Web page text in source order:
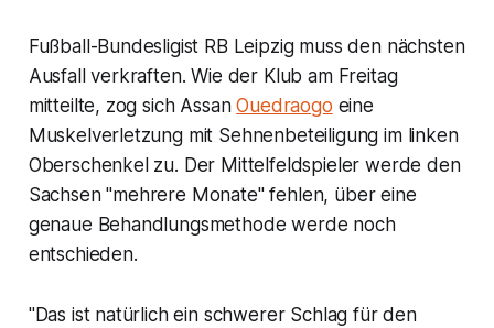
Fußball-Bundesligist RB Leipzig muss den nächsten
Ausfall verkraften. Wie der Klub am Freitag
mitteilte, zog sich AssanOuedraogo eine
Muskelverletzung mit Sehnenbeteiligung im linken
Oberschenkel zu. Der Mittelfeldspieler werde den
Sachsen "mehrere Monate" fehlen, über eine
genaue Behandlungsmethode werde noch
entschieden.
"Das ist natürlich ein schwerer Schlag für den